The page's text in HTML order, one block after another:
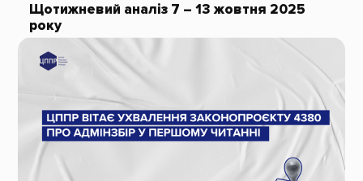
Щотижневий аналіз 7 – 13 жовтня 2025
року